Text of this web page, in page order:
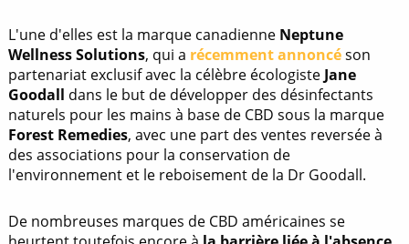
L'une d'elles est la marque canadienne Neptune
Wellness Solutions, qui a récemment annoncéson
partenariat exclusif avec la célèbre écologiste Jane
Goodall dans le but de développer des désinfectants
naturels pour les mains à base de CBD sous la marque
Forest Remedies, avec une part des ventes reversée à
des associations pour la conservation de
l'environnement et le reboisement de la Dr Goodall.
De nombreuses marques de CBD américaines se